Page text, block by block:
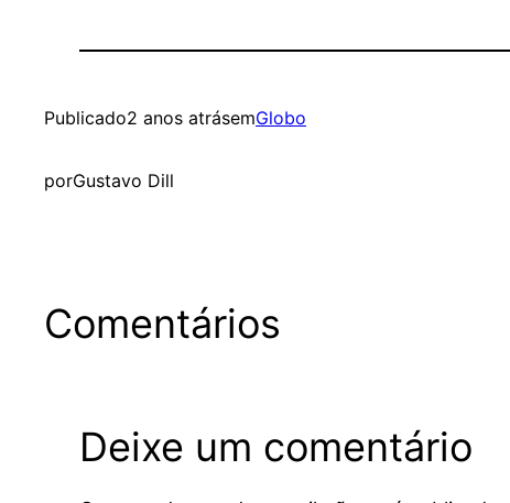
Publicado2 anos atrásemGlobo
porGustavo Dill
Comentários
Deixe um comentário